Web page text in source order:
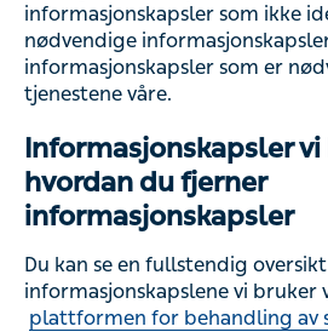
informasjonskapsler som ikke
nødvendige
informasjonskapsler som er
tjenestene våre.
Informasjonskapsler
hvordan du fjerner
informasjonskapsler
Du kan se en fullstendig
informasjonskapslene vi bruker
plattformen for behandling av